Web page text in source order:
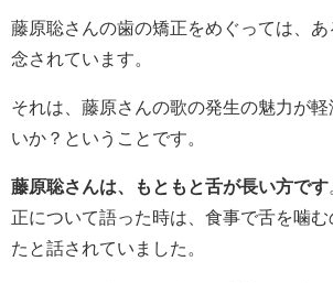
藤原聡さんの歯の矯正をめぐっては、
念されています。
それは、藤原さんの歌の発生の魅力が
いか？ということです。
藤原聡さんは、もともと舌が長い方です
正について語った時は、食事で舌を噛む
たと話されていました。